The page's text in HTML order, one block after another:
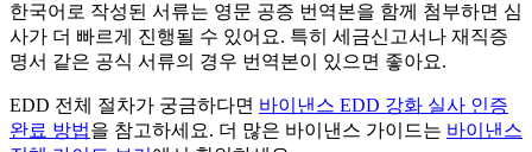
한국어로 작성된 서류는 영문 공증 번역본을 함께 첨부하면 심
사가 더 빠르게 진행될 수 있어요. 특히 세금신고서나 재직증
명서 같은 공식 서류의 경우 번역본이 있으면 좋아요.
EDD 전체 절차가 궁금하다면 바이낸스 EDD 강화 실사 인증
완료 방법을 참고하세요. 더 많은 바이낸스 가이드는 바이낸스